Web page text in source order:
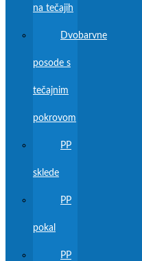
na tečajih
Dvobarvne
posode s
tečajnim
pokrovom
PP
sklede
PP
pokal
PP